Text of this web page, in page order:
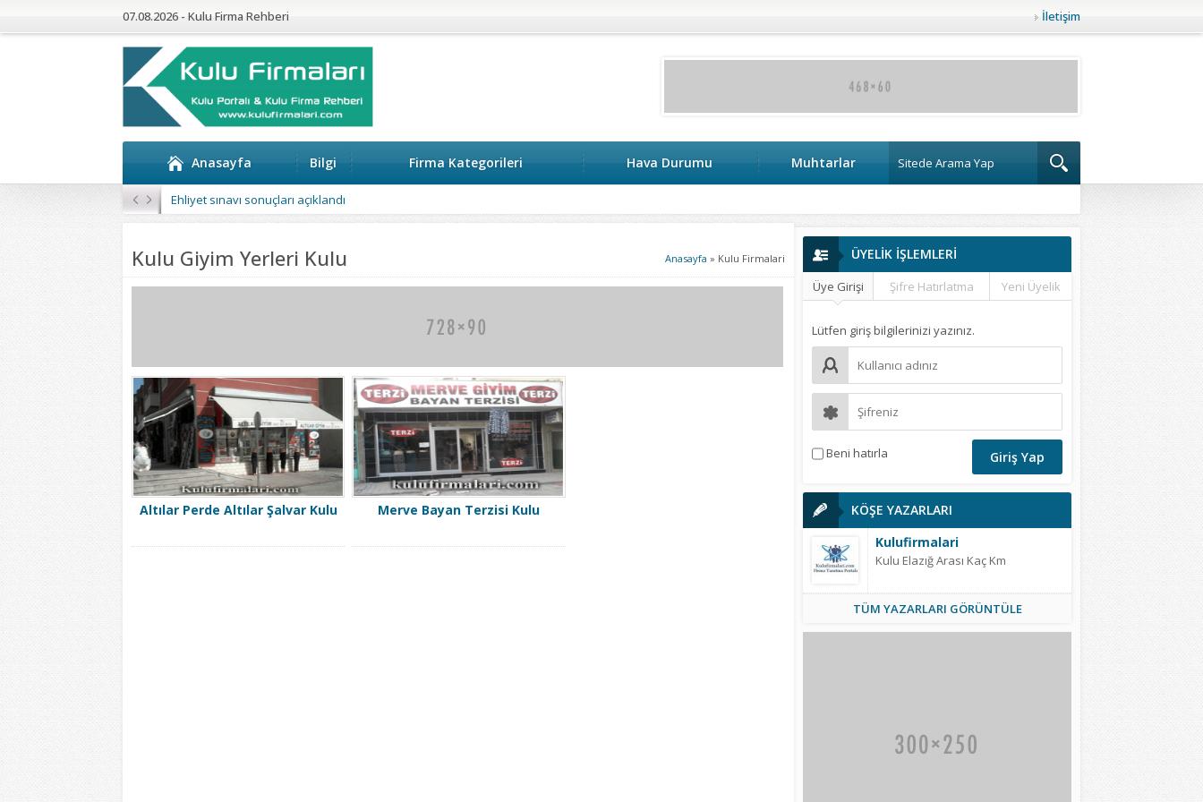
07.08.2026 - Kulu Firma Rehberi İletişim
Anasayfa Bilgi Firma Kategorileri Hava Durumu Muhtarlar
Kulu’da 4 Mahalleye Yangın Söndürme Tankeri
Anasayfa » Kulu Firmalari
Kulu Giyim Yerleri Kulu
Altılar Perde Altılar Şalvar Kulu Merve Bayan Terzisi Kulu
ÜYELİK İŞLEMLERİ
Üye Girişi Şifre Hatırlatma Yeni Üyelik
Lütfen giriş bilgilerinizi yazınız.
Beni hatırla
KÖŞE YAZARLARI
Kulufirmalari
Kulu Elazığ Arası Kaç Km
TÜM YAZARLARI GÖRÜNTÜLE